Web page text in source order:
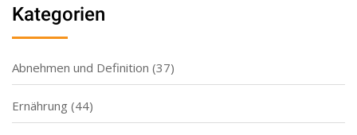
Kategorien
Abnehmen und Definition (37)
Ernährung (44)